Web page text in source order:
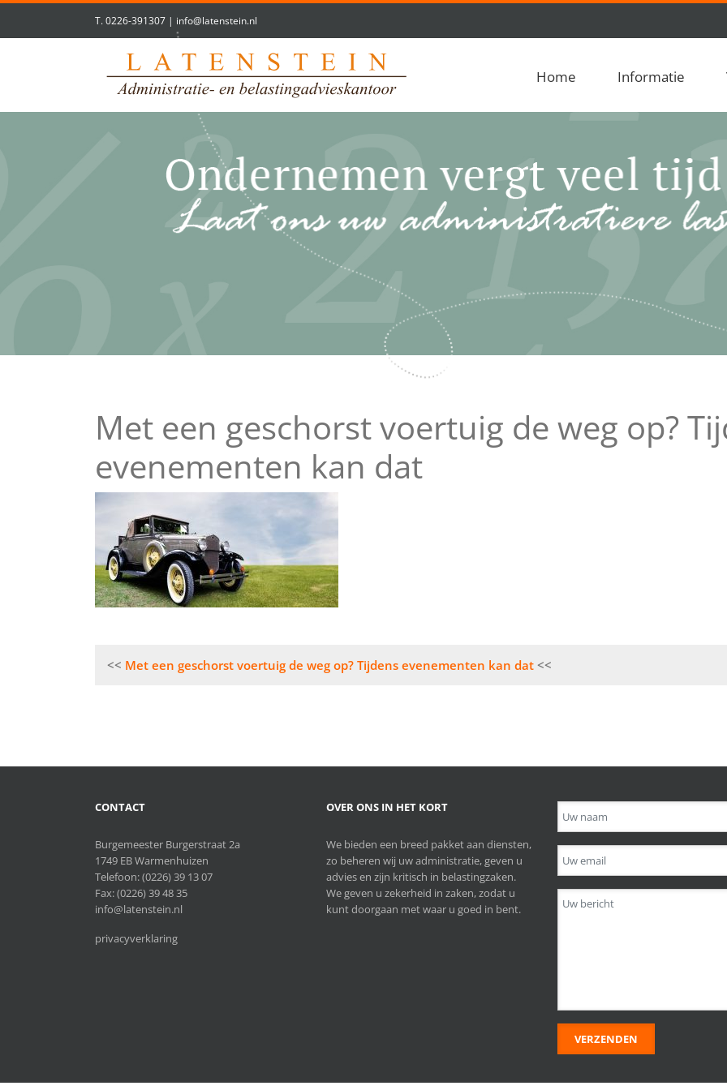
T.0226-391307 | info@latenstein.nl
Home Informatie
Met een geschorst voertuig de weg op?
evenementen kan dat
Bericht
Met een geschorst voertuig de weg op? Tijdens evenementen kan dat
CONTACT
Burgemeester Burgerstraat 2a
1749 EB Warmenhuizen
Telefoon:(0226) 39 13 07
Fax: (0226) 39 48 35
info@latenstein.nl
privacyverklaring
OVER ONS IN HET KORT
We bieden een breed pakket aan diensten,
zo beheren wij uw administratie, geven u
advies en zijn kritisch in belastingzaken.
We geven u zekerheid in zaken, zodat u
kunt doorgaan met waar u goed in bent.